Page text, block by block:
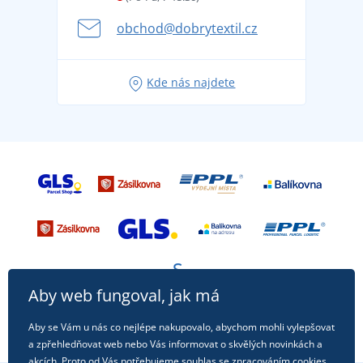
se na dovolenou bez starostí
Tipy na svěží outfity pro pohodové léto
obchod@dobrytextil.cz
Kde nás najdete
Aby web fungoval, jak má
Aby se Vám u nás co nejlépe nakupovalo, abychom mohli vylepšovat
a zpřehledňovat web nebo Vás informovat o skvělých novinkách a